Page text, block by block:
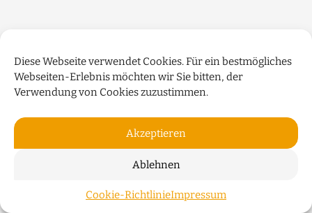
Diese Webseite verwendet Cookies. Für ein bestmögliches
Webseiten-Erlebnis möchten wir Sie bitten, der
Verwendung von Cookies zuzustimmen.
Akzeptieren
Ablehnen
Cookie-RichtlinieImpressum